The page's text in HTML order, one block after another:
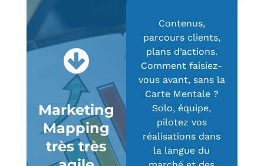
Marketing
Mapping
très très
Contenus,
parcours clients,
plans d’actions.
Comment faisiez-
vous avant, sans la
Carte Mentale ?
Solo, équipe,
pilotez vos
réalisations dans
la langue du